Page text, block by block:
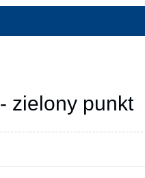
zielony punkt